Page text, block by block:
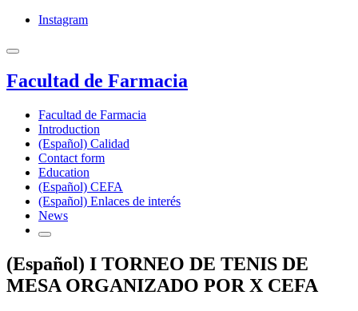
Instagram
Facultad de Farmacia
Facultad de Farmacia
Introduction
(Español) Calidad
Contact form
Education
(Español) CEFA
(Español) Enlaces de interés
News
(Español) I TORNEO DE TENIS DE
MESA ORGANIZADO POR X CEFA